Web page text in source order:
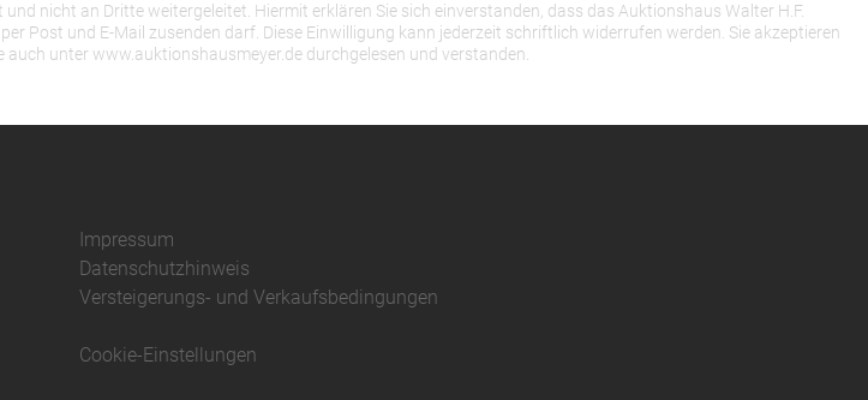
nicht an Dritte weitergeleitet. Hiermit erklären Sie sich einverstanden, dass das Auktionshaus Walter H.F.
Post und E-Mail zusenden darf. Diese Einwilligung kann jederzeit schriftlich widerrufen werden. Sie akzeptieren
auch unter www.auktionshausmeyer.de durchgelesen und verstanden.
Impressum
Datenschutzhinweis
Versteigerungs- und Verkaufsbedingungen
Cookie-Einstellungen